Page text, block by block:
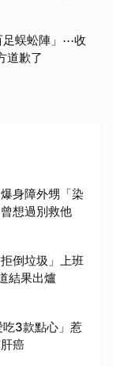
足蜈蚣陣」⋯收
道歉了
身障外甥「染
想過別救他
倒垃圾」上班
結果出爐
3款點心」惹
癌